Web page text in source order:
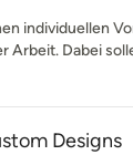
individuellen
Arbeit. Dabei
Designs